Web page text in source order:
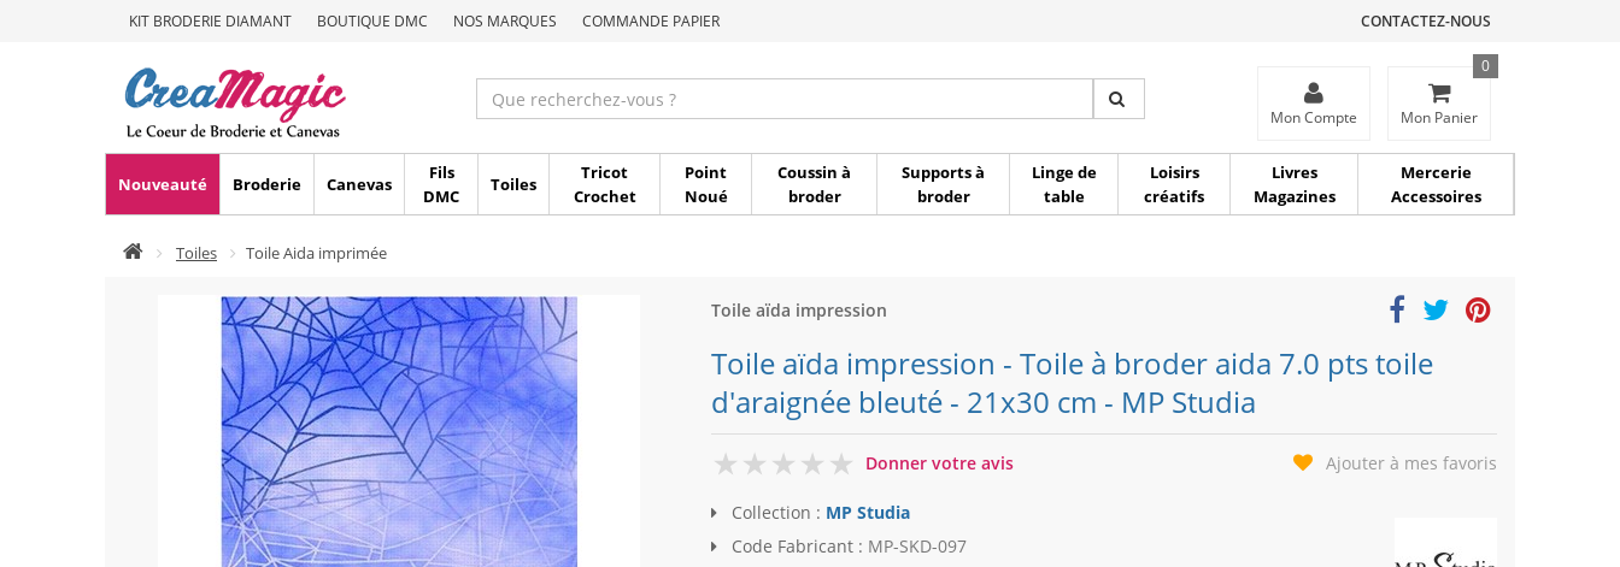
KIT BRODERIE DIAMANT BOUTIQUE DMC NOS MARQUES COMMANDE PAPIER CONTACTEZ-NOUS
Mon Compte Mon Panier
0
Nouveauté Broderie Canevas
Fils
DMC
Toiles
Tricot
Crochet
Point
Noué
Coussin à
broder
Supports à
broder
Linge de
table
Loisirs
créatifs
Livres
Magazines
Mercerie
Accessoires
Toiles Toile Aida imprimée
Toile aïda impression
Toile aïda impression - Toile à broder aida 7.0 pts toile
d'araignée bleuté - 21x30 cm - MP Studia
0
Donner votre avis Ajouter à mes favoris
Collection : MP Studia
Code Fabricant : MP-SKD-097